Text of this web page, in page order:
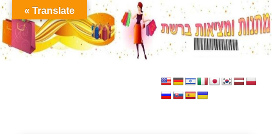
Translate »